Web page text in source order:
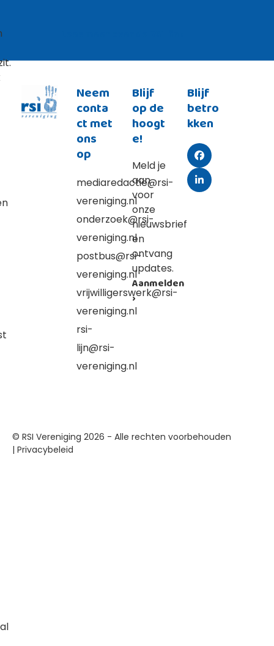
Neem
conta
ct met
ons
op
mediaredactie@rsi-
vereniging.nl
onderzoek@rsi-
vereniging.nl
postbus@rsi-
vereniging.nl
vrijwilligerswerk@rsi-
vereniging.nl
rsi-
lijn@rsi-
vereniging.nl
Blijf
op de
hoogt
e!
Meld je
aan
voor
onze
nieuwsbrief
en
ontvang
updates.
Aanmelden
›
Blijf
betro
kken
Facebook
LinkedIn
© RSI Vereniging 2026 - Alle rechten voorbehouden
|Privacybeleid